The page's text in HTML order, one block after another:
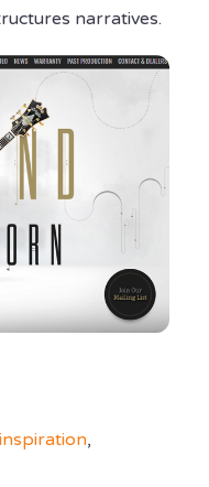
narratives.
inspiration,